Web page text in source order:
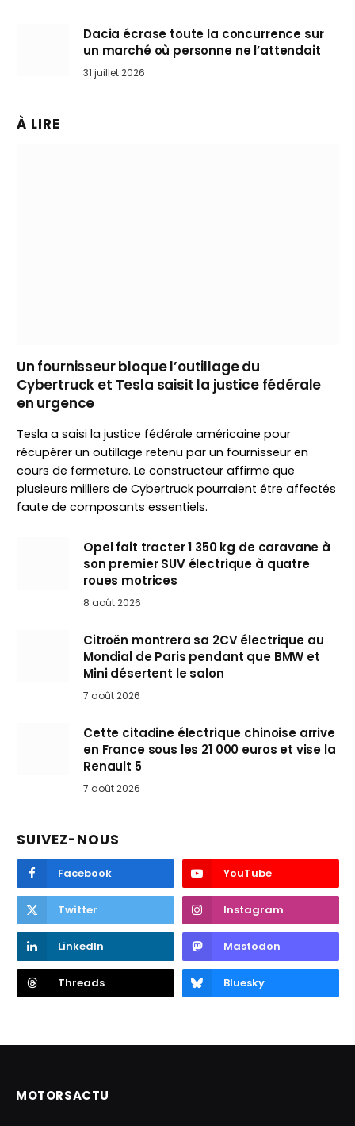
Dacia écrase toute la concurrence sur
un marché où personne ne l’attendait
31 juillet 2026
À LIRE
Un fournisseur bloque l’outillage du
Cybertruck et Tesla saisit la justice fédérale
en urgence
Tesla a saisi la justice fédérale américaine pour
récupérer un outillage retenu par un fournisseur en
cours de fermeture. Le constructeur affirme que
plusieurs milliers de Cybertruck pourraient être affectés
faute de composants essentiels.
Opel fait tracter 1 350 kg de caravane à
son premier SUV électrique à quatre
roues motrices
8 août 2026
Citroën montrera sa 2CV électrique au
Mondial de Paris pendant que BMW et
Mini désertent le salon
7 août 2026
Cette citadine électrique chinoise arrive
en France sous les 21 000 euros et vise la
Renault 5
7 août 2026
SUIVEZ-NOUS
Facebook YouTube
Twitter Instagram
LinkedIn Mastodon
Threads Bluesky
MOTORSACTU